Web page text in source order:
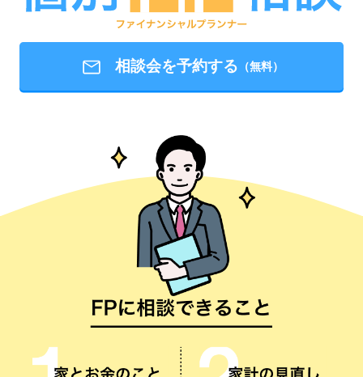
相談会を予約する （無料）